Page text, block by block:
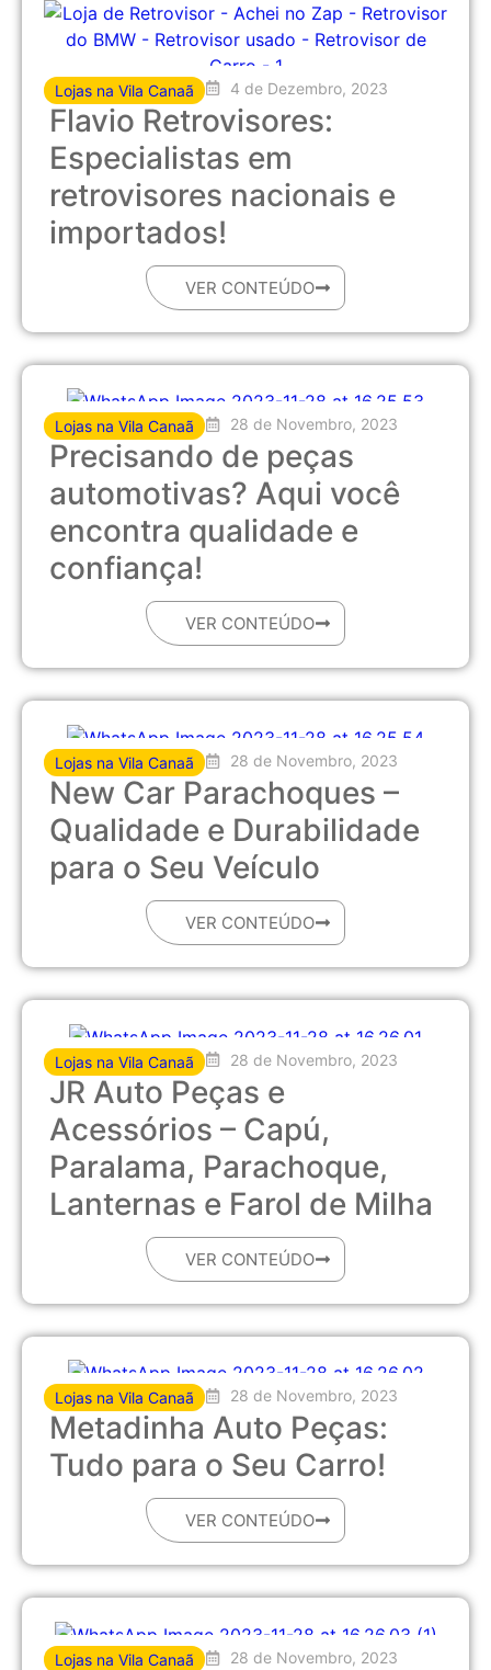
Lojas na Vila Canaã 4 de Dezembro, 2023
Flavio Retrovisores:
Especialistas em
retrovisores nacionais e
importados!
VER CONTEÚDO
Lojas na Vila Canaã 28 de Novembro, 2023
Precisando de peças
automotivas? Aqui você
encontra qualidade e
confiança!
VER CONTEÚDO
Lojas na Vila Canaã 28 de Novembro, 2023
New Car Parachoques –
Qualidade e Durabilidade
para o Seu Veículo
VER CONTEÚDO
Lojas na Vila Canaã 28 de Novembro, 2023
JR Auto Peças e
Acessórios – Capú,
Paralama, Parachoque,
Lanternas e Farol de Milha
VER CONTEÚDO
Lojas na Vila Canaã 28 de Novembro, 2023
Metadinha Auto Peças:
Tudo para o Seu Carro!
VER CONTEÚDO
Lojas na Vila Canaã 28 de Novembro, 2023